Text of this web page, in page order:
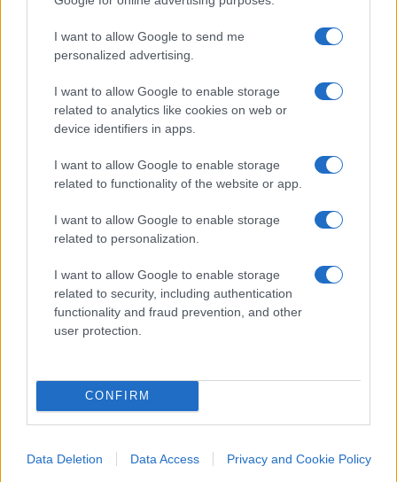
I want to allow Google to send me
personalized advertising.
I want to allow Google to enable storage
related to analytics like cookies on web or
device identifiers in apps.
I want to allow Google to enable storage
related to functionality of the website or app.
I want to allow Google to enable storage
related to personalization.
I want to allow Google to enable storage
related to security, including authentication
functionality and fraud prevention, and other
user protection.
CONFIRM
Data Deletion Data Access Privacy and Cookie Policy
reddito grillino
14 Maggio 2026, 18:30
Trasporti, gli scioperi creeranno
caos in aeroporti e ferrovie
di Enrico Foscarini
10 Maggio 2026, 19:36
3.7k